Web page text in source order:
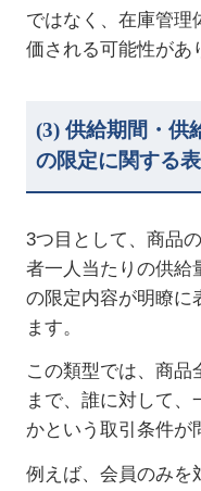
ではなく、在庫管理
価される可能性があ
(3) 供給期間・供
の限定に関する
3つ目として、商品
者一人当たりの供給
の限定内容が明瞭に
ます。
この類型では、商品
まで、誰に対して
かという取引条件が
例えば、会員のみを